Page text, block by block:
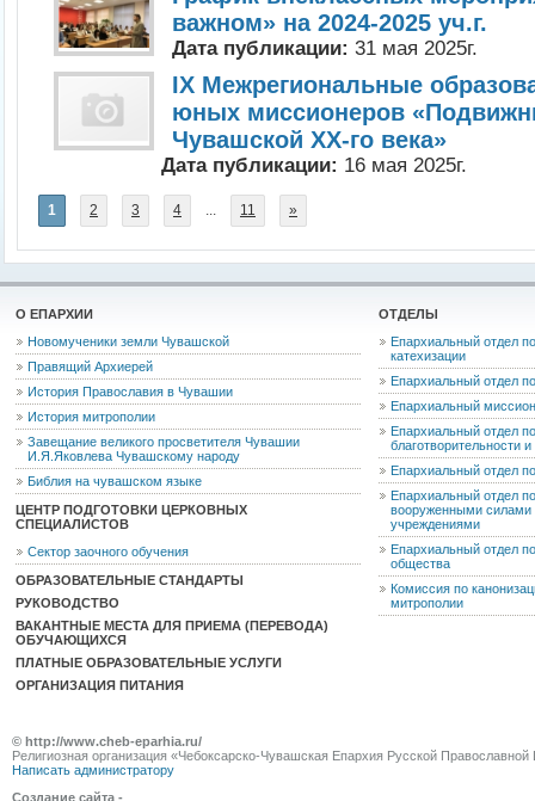
важном» на 2024-2025 уч.г.
Дата публикации: 31 мая 2025г.
IX Межрегиональные
юных миссионеров
Чувашской ХХ-го века»
Дата публикации: 16 мая 2025г.
1 2 3 4 ... 11 »
О ЕПАРХИИ
Новомученики земли Чувашской
Правящий Архиерей
История Православия в Чувашии
История митрополии
Завещание великого просветителя Чувашии
И.Я.Яковлева Чувашскому народу
Библия на чувашском языке
ЦЕНТР ПОДГОТОВКИ ЦЕРКОВНЫХ
СПЕЦИАЛИСТОВ
Сектор заочного обучения
ОБРАЗОВАТЕЛЬНЫЕ СТАНДАРТЫ
РУКОВОДСТВО
ВАКАНТНЫЕ МЕСТА ДЛЯ ПРИЕМА (ПЕРЕВОДА)
ОБУЧАЮЩИХСЯ
ПЛАТНЫЕ ОБРАЗОВАТЕЛЬНЫЕ УСЛУГИ
ОРГАНИЗАЦИЯ ПИТАНИЯ
ОТДЕЛЫ
Епархиальный отдел
катехизации
Епархиальный отдел
Епархиальный
Епархиальный отдел
благотворительности
Епархиальный отдел
Епархиальный отдел
вооруженными силами
учреждениями
Епархиальный отдел
общества
Комиссия по
митрополии
© http://www.cheb-eparhia.ru/
Религиозная организация «Чебоксарско-Чувашская Епархия Русской
Написать администратору
Создание сайта -